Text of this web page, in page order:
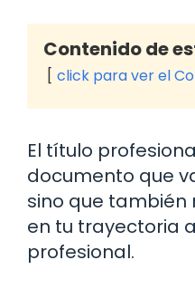
Contenido de
click para ver el
El título
documento que
sino que también
en tu trayectoria
profesional.